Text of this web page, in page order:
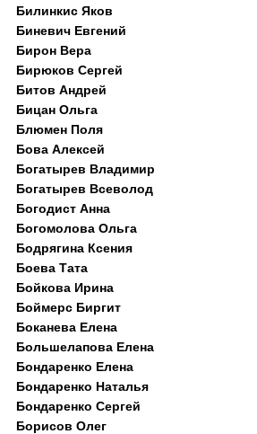
Билинкис Яков
Биневич Евгений
Бирон Вера
Бирюков Сергей
Битов Андрей
Бицан Ольга
Блюмен Поля
Бова Алексей
Богатырев Владимир
Богатырев Всеволод
Богодист Анна
Богомолова Ольга
Бодрягина Ксения
Боева Тата
Бойкова Ирина
Боймерс Биргит
Боканева Елена
Большелапова Елена
Бондаренко Елена
Бондаренко Наталья
Бондаренко Сергей
Борисов Олег